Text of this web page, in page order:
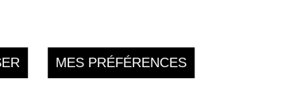
MES PRÉFÉRENCES